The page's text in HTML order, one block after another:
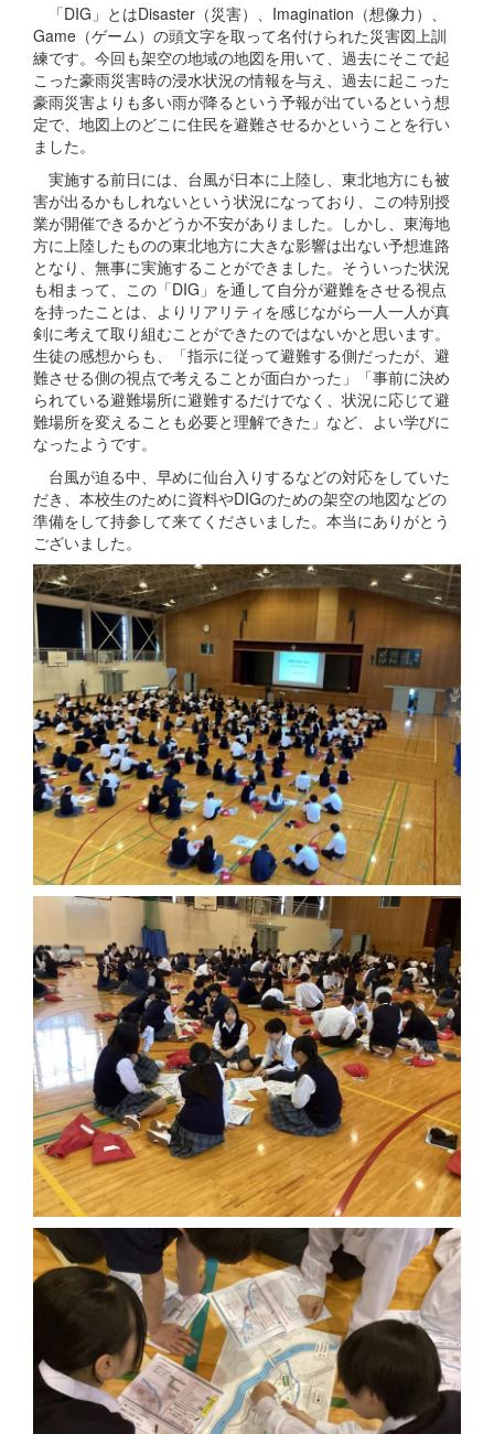
「DIG」とはDisaster（災害）、Imagination（想像力）、
Game（ゲーム）の頭文字を取って名付けられた災害図上訓
練です。今回も架空の地域の地図を用いて、過去にそこで起
こった豪雨災害時の浸水状況の情報を与え、過去に起こった
豪雨災害よりも多い雨が降るという予報が出ているという想
定で、地図上のどこに住民を避難させるかということを行い
ました。
実施する前日には、台風が日本に上陸し、東北地方にも被
害が出るかもしれないという状況になっており、この特別授
業が開催できるかどうか不安がありました。しかし、東海地
方に上陸したものの東北地方に大きな影響は出ない予想進路
となり、無事に実施することができました。そういった状況
も相まって、この「DIG」を通して自分が避難をさせる視点
を持ったことは、よりリアリティを感じながら一人一人が真
剣に考えて取り組むことができたのではないかと思います。
生徒の感想からも、「指示に従って避難する側だったが、避
難させる側の視点で考えることが面白かった」「事前に決め
られている避難場所に避難するだけでなく、状況に応じて避
難場所を変えることも必要と理解できた」など、よい学びに
なったようです。
台風が迫る中、早めに仙台入りするなどの対応をしていた
だき、本校生のために資料やDIGのための架空の地図などの
準備をして持参して来てくださいました。本当にありがとう
ございました。